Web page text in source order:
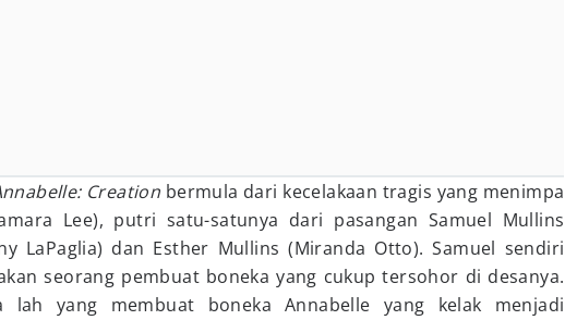
Creation bermula dari kecelakaan tragis yang menimpa
Lee), putri satu-satunya dari pasangan Samuel Mullins
LaPaglia) dan Esther Mullins (Miranda Otto). Samuel sendiri
seorang pembuat boneka yang cukup tersohor di desanya.
lah yang membuat boneka Annabelle yang kelak menjadi